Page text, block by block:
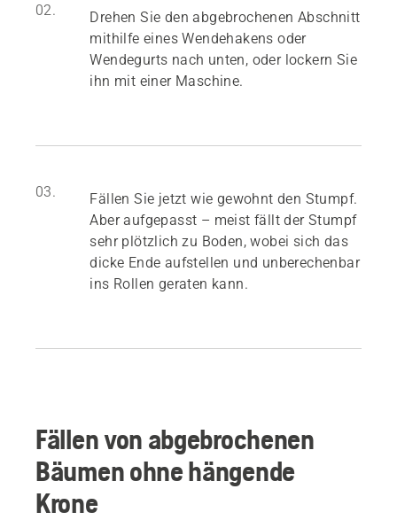
02.
Drehen Sie den abgebrochenen Abschnitt
mithilfe eines Wendehakens oder
Wendegurts nach unten, oder lockern Sie
ihn mit einer Maschine.
03.
Fällen Sie jetzt wie gewohnt den Stumpf.
Aber aufgepasst – meist fällt der Stumpf
sehr plötzlich zu Boden, wobei sich das
dicke Ende aufstellen und unberechenbar
ins Rollen geraten kann.
Fällen von abgebrochenen
Bäumen ohne hängende
Krone